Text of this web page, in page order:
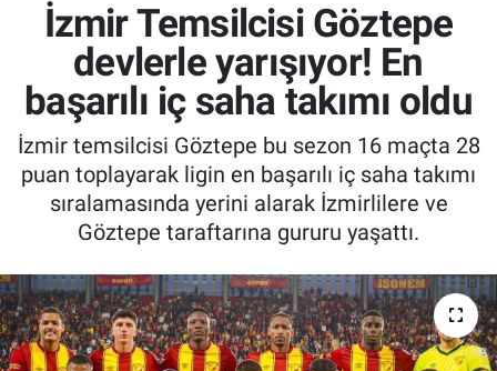
İzmir Temsilcisi Göztepe
devlerle yarışıyor! En
başarılı iç saha takımı oldu
İzmir temsilcisi Göztepe bu sezon 16 maçta 28
puan toplayarak ligin en başarılı iç saha takımı
sıralamasında yerini alarak İzmirlilere ve
Göztepe taraftarına gururu yaşattı.
İzmir Namaz Vakitleri
İzmir Trafik Yoğunluk Haritası
Süper Lig Puan Durumu ve Fikstür
Tüm Manşetler
Son Dakika Haberleri
Haber Arşivi